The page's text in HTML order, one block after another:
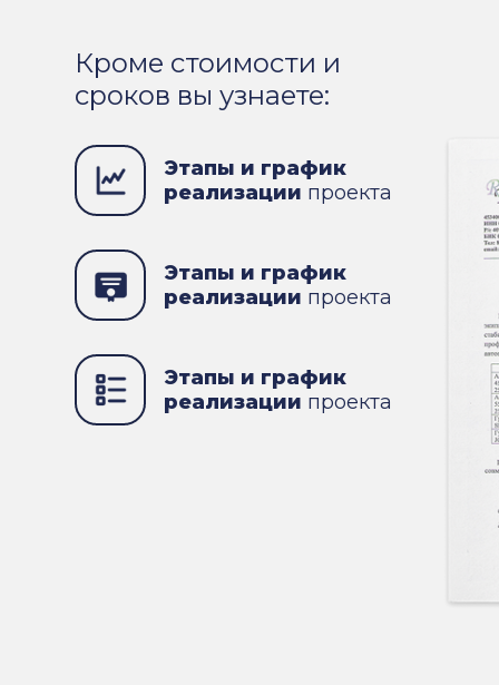
Кроме стоимости и
сроков вы узнаете:
Этапы и график
реализации проекта
Этапы и график
реализации проекта
Этапы и график
реализации проекта